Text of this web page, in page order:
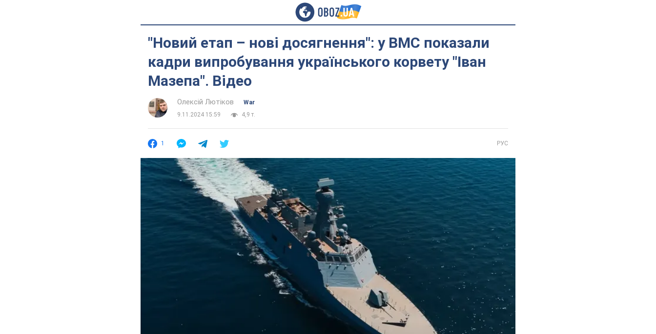
"Новий етап – нові досягнення": у ВМС показали
кадри випробування українського корвету "Іван
Мазепа". Відео
Олексій Лютіков
War
9.11.2024 15:59
4,9 т.
1 РУС